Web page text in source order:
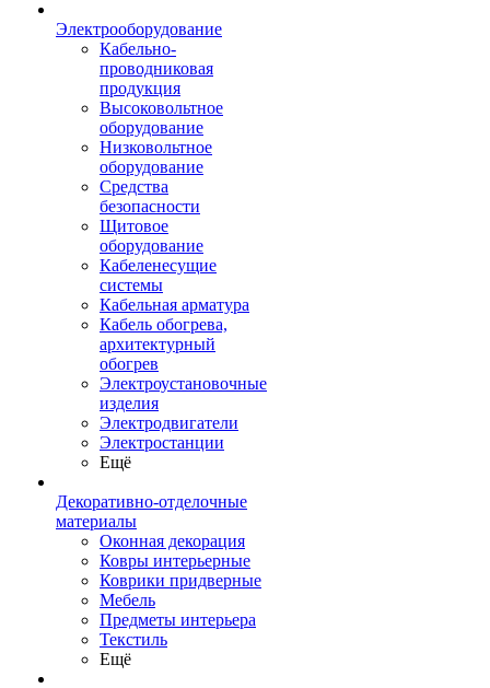
Электрооборудование
Кабельно-
проводниковая
продукция
Высоковольтное
оборудование
Низковольтное
оборудование
Средства
безопасности
Щитовое
оборудование
Кабеленесущие
системы
Кабельная арматура
Кабель обогрева,
архитектурный
обогрев
Электроустановочные
изделия
Электродвигатели
Электростанции
Ещё
Декоративно-отделочные
материалы
Оконная декорация
Ковры интерьерные
Коврики придверные
Мебель
Предметы интерьера
Текстиль
Ещё